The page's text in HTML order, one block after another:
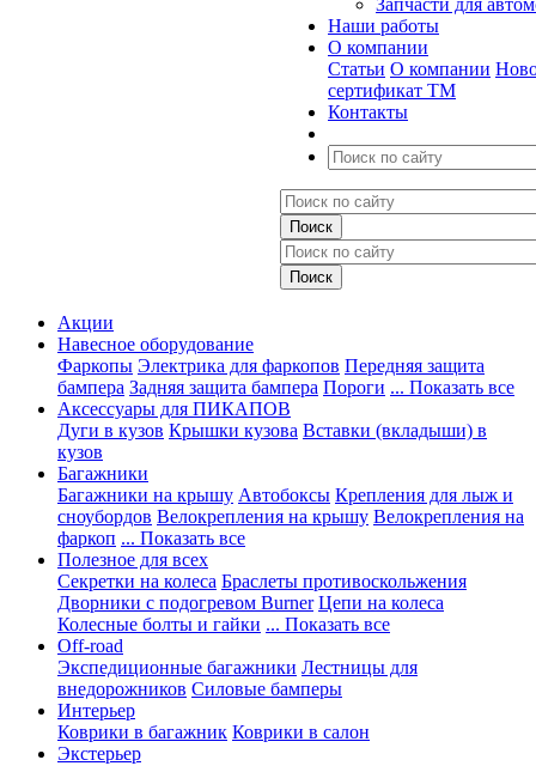
Запчасти для
Наши работы
О компании
Статьи О компании
сертификат ТМ
Контакты
Акции
Навесное оборудование
Фаркопы Электрика для фаркопов Передняя защита
бампера Задняя защита бампера Пороги ... Показать все
Аксессуары для ПИКАПОВ
Дуги в кузов Крышки кузова Вставки (вкладыши) в
кузов
Багажники
Багажники на крышу Автобоксы Крепления для лыж и
сноубордов Велокрепления на крышу Велокрепления на
фаркоп ... Показать все
Полезное для всех
Секретки на колеса Браслеты противоскольжения
Дворники с подогревом Burner Цепи на колеса
Колесные болты и гайки ... Показать все
Off-road
Экспедиционные багажники Лестницы для
внедорожников Силовые бамперы
Интерьер
Коврики в багажник Коврики в салон
Экстерьер